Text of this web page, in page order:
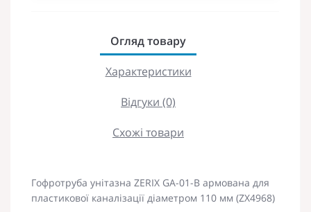
Огляд товару
Характеристики
Відгуки (0)
Схожі товари
Гофротруба унітазна ZERIX GA-01-B армована для
пластикової каналізації діаметром 110 мм (ZX4968)